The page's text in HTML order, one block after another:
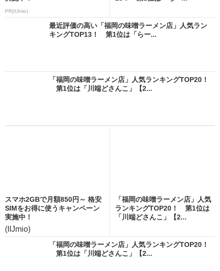
PR(IIJmio)
最近評価の高い「福岡の味噌ラーメン店」人気ラン
キングTOP13！ 第1位は「らー...
「福岡の味噌ラーメン店」人気ランキングTOP20！
第1位は「川端どさんこ」【2...
スマホ2GBで月額850円～ 格安
SIMをお得に使うキャンペーン
実施中！
(IIJmio)
「福岡の味噌ラーメン店」人気
ランキングTOP20！ 第1位は
「川端どさんこ」【2...
「福岡の味噌ラーメン店」人気ランキングTOP20！
第1位は「川端どさんこ」【2...